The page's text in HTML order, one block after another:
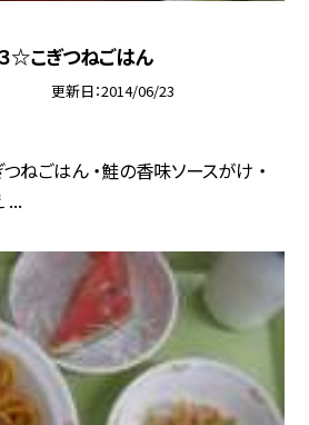
☆こぎつねごはん
更新日 2014/06/23
ねごはん ・鮭の香味ソースがけ ・
...